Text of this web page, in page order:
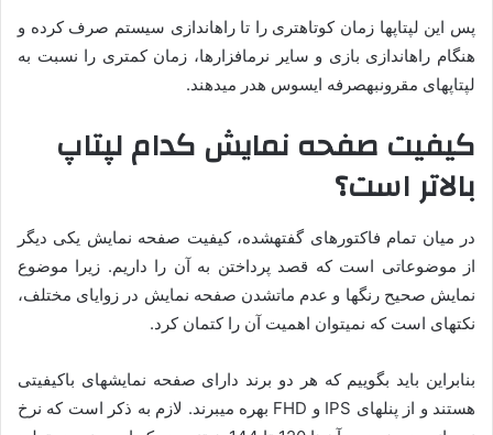
پس این لپ­تاپ­ها زمان کوتاه­تری را تا راه­اندازی سیستم صرف کرده و
هنگام راه­اندازی بازی و سایر نرم­افزارها، زمان کمتری را نسبت به
لپ­تاپ­های مقرون­به­صرفه ایسوس هدر می­دهند.
کیفیت صفحه ­نمایش کدام لپ­تاپ
بالاتر است؟
در میان تمام فاکتورهای گفته­شده، کیفیت صفحه ­نمایش یکی دیگر
از موضوعاتی است که قصد پرداختن به آن را داریم. زیرا موضوع
نمایش صحیح رنگ­ها و عدم مات­شدن صفحه­ نمایش در زوایای مختلف،
نکته­ای است که نمی­توان اهمیت آن را کتمان کرد.
بنابراین باید بگوییم که هر دو برند دارای صفحه­ نمایش­های باکیفیتی
هستند و از پنل­های IPS و FHD بهره می­برند. لازم به ذکر است که نرخ